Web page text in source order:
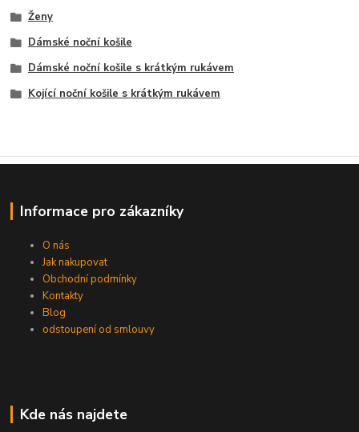
Ženy
Dámské noční košile
Dámské noční košile s krátkým rukávem
Kojící noční košile s krátkým rukávem
Informace pro zákazníky
O nás
Jak nakupovat
Obchodní podmínky
Kontakty
Blog
odstoupení od smlouvy
Kde nás najdete